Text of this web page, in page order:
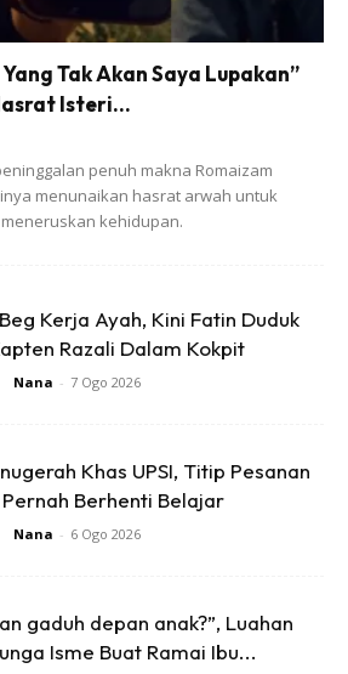
anak. Awak jadi mak pun kena
tak balik pun takpe, jangan kita
dah kata anak-anak ni hiburan
lalai dengan dia atau nak jadikan
Tak Akan Saya Lupakan”
Isteri...
penuh makna Romaizam
menunaikan hasrat arwah untuk
kehidupan.
Kerja Ayah, Kini Fatin Duduk
Razali Dalam Kokpit
Nana - 7 Ogo 2026
Khas UPSI, Titip Pesanan
Berhenti Belajar
Nana - 6 Ogo 2026
gaduh depan anak?”, Luahan
Isme Buat Ramai Ibu...